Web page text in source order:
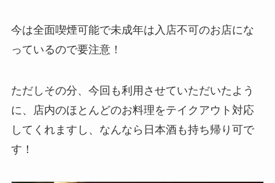
今は全面喫煙可能で未成年は入店不可のお店にな
っているので要注意！
ただしその分、今回も利用させていただいたよう
に、店内のほとんどのお料理をテイクアウト対応
してくれますし、なんなら日本酒も持ち帰り可で
す！